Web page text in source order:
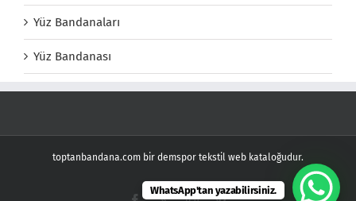
Yüz Bandanaları
Yüz Bandanası
toptanbandana.com bir demspor tekstil web kataloğudur.
WhatsApp'tan yazabilirsiniz.